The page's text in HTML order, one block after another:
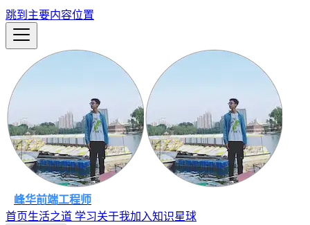
跳到主要内容位置
峰华前端工程师
首页生活之道 学习关于我加入知识星球